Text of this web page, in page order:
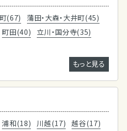
(67)
蒲田・大森・大井町(45)
町田(40)
立川・国分寺(35)
もっと見る
浦和(18) 川越(17) 越谷(17)